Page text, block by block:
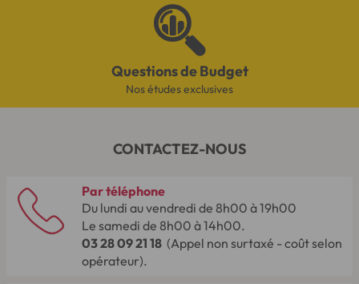
Questions de Budget
Nos études exclusives
CONTACTEZ-NOUS
Par téléphone
Du lundi au vendredi de 8h00 à 19h00
Le samedi de 8h00 à 14h00.
03 28 09 21 18 (Appel non surtaxé - coût selon
opérateur).